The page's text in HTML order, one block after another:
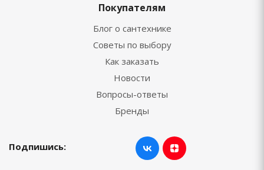
Покупателям
Блог о сантехнике
Советы по выбору
Как заказать
Новости
Вопросы-ответы
Бренды
Подпишись: